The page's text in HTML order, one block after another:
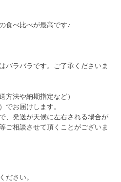
食べ比べが最高です♪
バラバラです。ご了承くださいま
方法や納期指定など）
でお届けします。
、発送が天候に左右される場合が
ご相談させて頂くことがございま
ださい。